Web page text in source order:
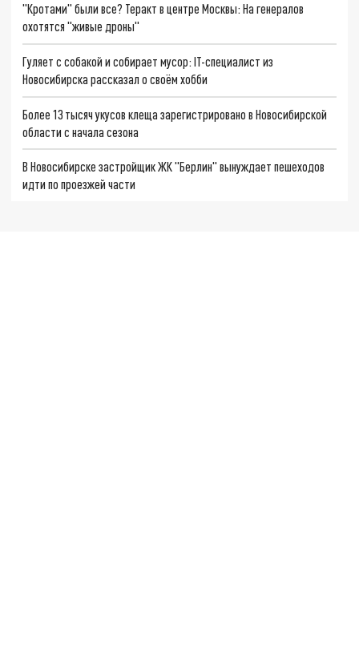
"Кротами" были все? Теракт в центре Москвы: На генералов
охотятся "живые дроны"
Гуляет с собакой и собирает мусор: IT-специалист из
Новосибирска рассказал о своём хобби
Более 13 тысяч укусов клеща зарегистрировано в Новосибирской
области с начала сезона
В Новосибирске застройщик ЖК "Берлин" вынуждает пешеходов
идти по проезжей части